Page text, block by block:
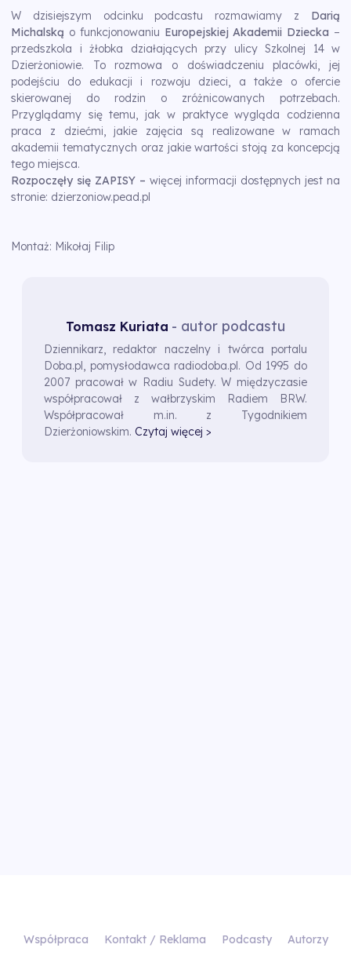
W dzisiejszym odcinku podcastu rozmawiamy z Darią
Michalską o funkcjonowaniu Europejskiej Akademii Dziecka –
przedszkola i żłobka działających przy ulicy Szkolnej 14 w
Dzierżoniowie. To rozmowa o doświadczeniu placówki, jej
podejściu do edukacji i rozwoju dzieci, a także o ofercie
skierowanej do rodzin o zróżnicowanych potrzebach.
Przyglądamy się temu, jak w praktyce wygląda codzienna
praca z dziećmi, jakie zajęcia są realizowane w ramach
akademii tematycznych oraz jakie wartości stoją za koncepcją
tego miejsca.
Rozpoczęły się ZAPISY – więcej informacji dostępnych jest na
stronie: dzierzoniow.pead.pl
Montaż: Mikołaj Filip
Tomasz Kuriata - autor podcastu
Dziennikarz, redaktor naczelny i twórca portalu
Doba.pl, pomysłodawca radiodoba.pl. Od 1995 do
2007 pracował w Radiu Sudety. W międzyczasie
współpracował z wałbrzyskim Radiem BRW.
Współpracował m.in. z Tygodnikiem
Dzierżoniowskim. Czytaj więcej >
Współpraca Kontakt / Reklama Podcasty Autorzy